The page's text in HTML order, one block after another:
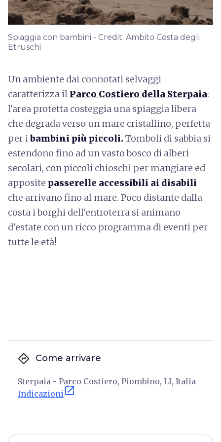
Spiaggia con bambini - Credit: Ambito Costa degli
Etruschi
Un ambiente dai connotati selvaggi
caratterizza il Parco Costiero della Sterpaia:
l'area protetta costeggia una spiaggia libera
che degrada verso un mare cristallino, perfetta
per ibambini più piccoli.Tomboli di sabbia si
estendono fino ad un vasto bosco di alberi
secolari, con piccoli chioschi per mangiare ed
apposite passerelle accessibili ai disabili
che arrivano fino al mare. Poco distante dalla
costa i borghi dell'entroterra si animano
d'estate con un ricco programma di eventi per
tutte le età!
directions Come arrivare
Sterpaia - Parco Costiero, Piombino, LI, Italia
Indicazioni open_in_new